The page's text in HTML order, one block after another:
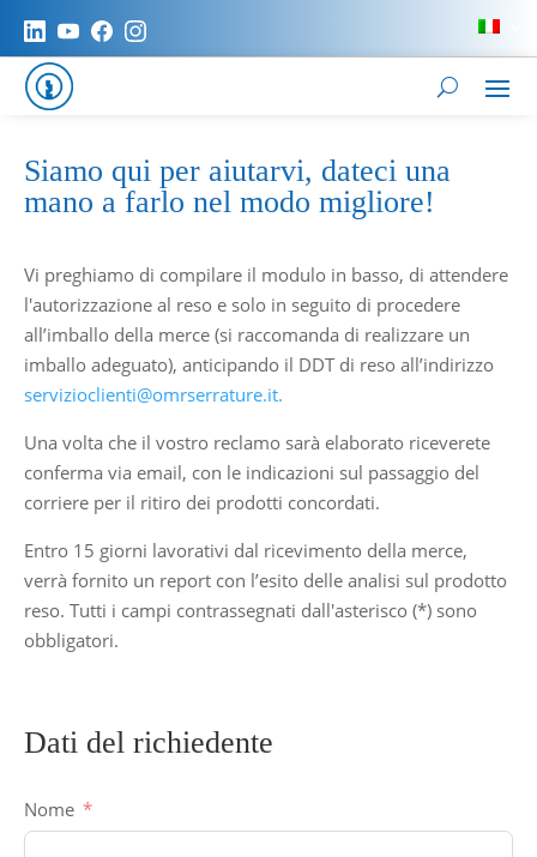
Siamo qui per aiutarvi, dateci una
mano a farlo nel modo migliore!
Vi preghiamo di compilare il modulo in basso, di attendere
l'autorizzazione al reso e solo in seguito di procedere
all’imballo della merce (si raccomanda di realizzare un
imballo adeguato), anticipando il DDT di reso all’indirizzo
servizioclienti@omrserrature.it.
Una volta che il vostro reclamo sarà elaborato riceverete
conferma via email, con le indicazioni sul passaggio del
corriere per il ritiro dei prodotti concordati.
Entro 15 giorni lavorativi dal ricevimento della merce,
verrà fornito un report con l’esito delle analisi sul prodotto
reso. Tutti i campi contrassegnati dall'asterisco (*) sono
obbligatori.
Dati del richiedente
Nome